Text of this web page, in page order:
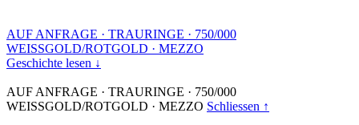
AUF ANFRAGE · TRAURINGE · 750/000
WEISSGOLD/ROTGOLD · MEZZO
Geschichte lesen ↓
AUF ANFRAGE · TRAURINGE · 750/000
WEISSGOLD/ROTGOLD · MEZZO Schliessen ↑